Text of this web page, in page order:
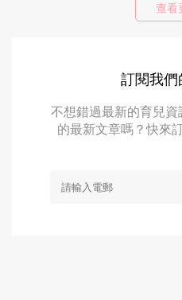
查看
訂閱我們
不想錯過最新的育兒
的最新文章嗎？快來